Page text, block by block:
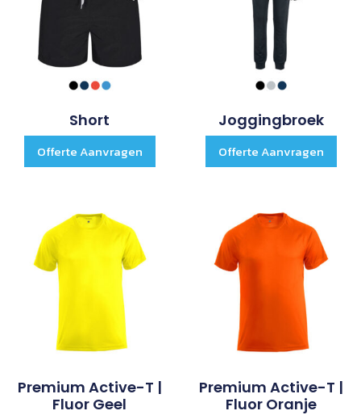
Short
Offerte Aanvragen
Joggingbroek
Offerte Aanvragen
Premium Active-T |
Fluor Geel
Premium Active-T |
Fluor Oranje